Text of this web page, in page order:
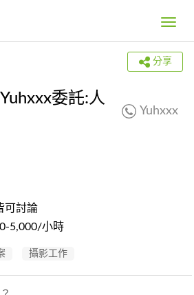
Toggle
分享
委託:人
Yuhxxx
可討論
5,000/小時
攝影工作